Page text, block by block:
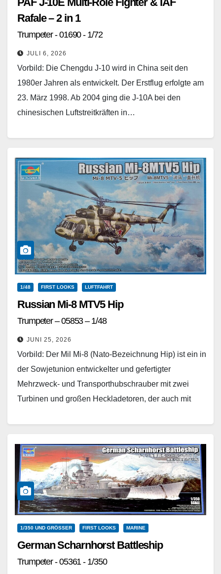
Rafale – 2 in 1
Trumpeter - 01690 - 1/72
JULI 6, 2026
Vorbild: Die Chengdu J-10 wird in China seit den
1980er Jahren als entwickelt. Der Erstflug erfolgte am
23. März 1998. Ab 2004 ging die J-10A bei den
chinesischen Luftstreitkräften in…
1/48 FIRST LOOKS LUFTFAHRT
Russian Mi-8 MTV5 Hip
Trumpeter – 05853 – 1/48
JUNI 25, 2026
Vorbild: Der Mil Mi-8 (Nato-Bezeichnung Hip) ist ein in
der Sowjetunion entwickelter und gefertigter
Mehrzweck- und Transporthubschrauber mit zwei
Turbinen und großen Heckladetoren, der auch mit
1/350 UND GRÖSSER FIRST LOOKS MARINE
German Scharnhorst Battleship
Trumpeter - 05361 - 1/350